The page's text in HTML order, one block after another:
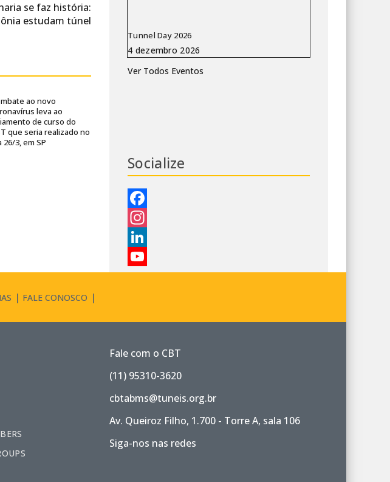
se faz história:
estudam túnel
ao novo
leva ao
de curso do
que seria realizado no
26/3, em SP
Tunnel Day 2026
Ver Todos Eventos
Socialize
Facebook
Instagram
LinkedIn
YouTube
FALE CONOSCO
Fale com o CBT
(11) 95310-3620
cbtabms@tuneis.org.br
Av. Queiroz Filho, 1.700 - Torre A, sala 106
Siga-nos nas redes